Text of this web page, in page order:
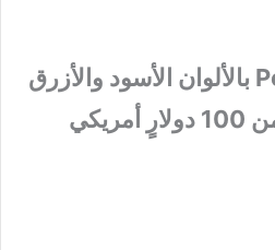
يأتي هاتف Poco C61 بالألوان الأسود والأزرق
والأخضر بسعر أقل من 100 دولارٍ أمريكي